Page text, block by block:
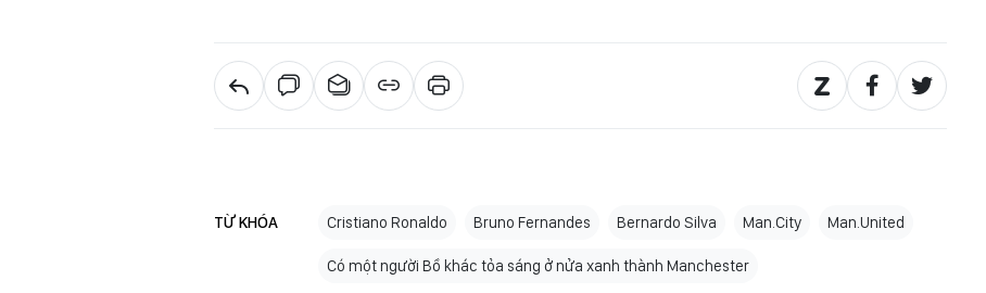
TỪ KHÓA Cristiano Ronaldo Bruno Fernandes Bernardo Silva Man.City Man.United
Có một người Bồ khác tỏa sáng ở nửa xanh thành Manchester